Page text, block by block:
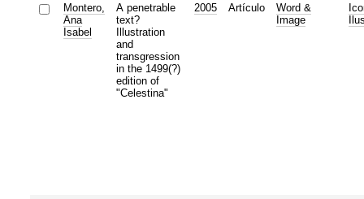
Montero,
Ana
Isabel
A penetrable
text?
Illustration
and
transgression
in the 1499(?)
edition of
"Celestina"
2005 Artículo
Word &
Image